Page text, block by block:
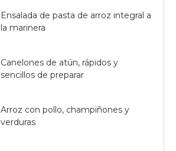
Ensalada de pasta de arroz integral a
la marinera
Canelones de atún, rápidos y
sencillos de preparar
Arroz con pollo, champiñones y
verduras